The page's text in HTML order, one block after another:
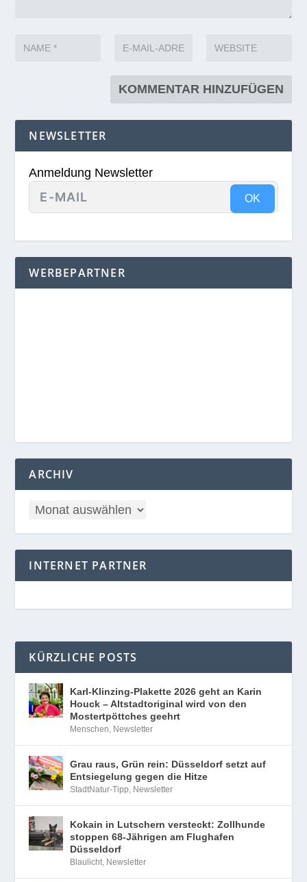
NEWSLETTER
Anmeldung Newsletter
OK
WERBEPARTNER
ARCHIV
INTERNET PARTNER
KÜRZLICHE POSTS
Karl-Klinzing-Plakette 2026 geht an Karin
Houck – Altstadtoriginal wird von den
Mostertpöttches geehrt
Menschen, Newsletter
Grau raus, Grün rein: Düsseldorf setzt auf
Entsiegelung gegen die Hitze
StadtNatur-Tipp, Newsletter
Kokain in Lutschern versteckt: Zollhunde
stoppen 68-Jährigen am Flughafen
Düsseldorf
Blaulicht, Newsletter